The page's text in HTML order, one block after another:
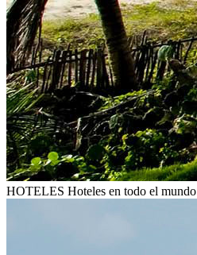
HOTELES Hoteles en todo el mundo